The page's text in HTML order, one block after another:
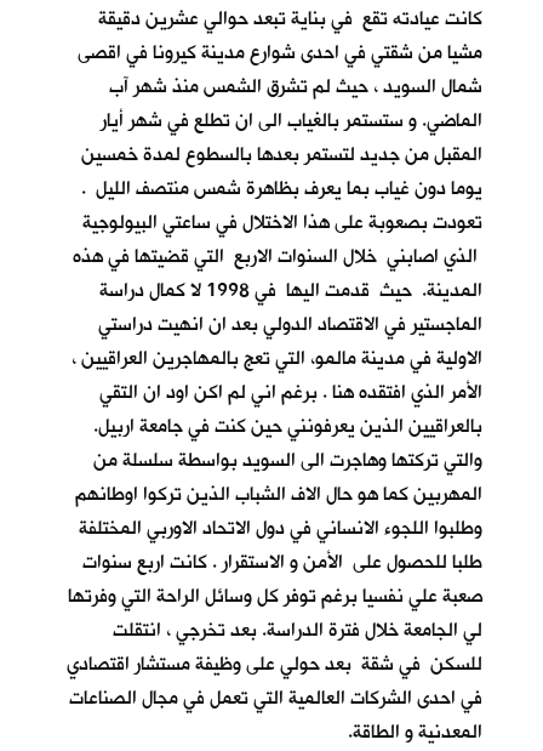
كانت عيادته تقع في بناية تبعد حوالي عشرين دقيقة
مشيا من شقتي في احدى شوارع مدينة كيرونا في اقصى
شمال السويد ، حيث لم تشرق الشمس منذ شهر آب
الماضي. و ستستمر بالغياب الى ان تطلع في شهر أيار
المقبل من جديد لتستمر بعدها بالسطوع لمدة خمسين
يوما دون غياب بما يعرف بظاهرة شمس منتصف الليل .
تعودت بصعوبة على هذا الاختلال في ساعتي البيولوجية
الذي اصابني خلال السنوات الاربع التي قضيتها في هذه
المدينة. حيث قدمت اليها في 1998 لا كمال دراسة
الماجستير في الاقتصاد الدولي بعد ان انهيت دراستي
الاولية في مدينة مالمو، التي تعج بالمهاجرين العراقيين ،
الأمر الذي افتقده هنا . برغم اني لم اكن اود ان التقي
بالعراقيين الذين يعرفونني حين كنت في جامعة اربيل.
والتي تركتها وهاجرت الى السويد بواسطة سلسلة من
المهربين كما هو حال الاف الشباب الذين تركوا اوطانهم
وطلبوا اللجوء الانساني في دول الاتحاد الاوربي المختلفة
طلبا للحصول على الأمن و الاستقرار . كانت اربع سنوات
صعبة علي نفسيا برغم توفر كل وسائل الراحة التي وفرتها
لي الجامعة خلال فترة الدراسة. بعد تخرجي ، انتقلت
للسكن في شقة بعد حولي على وظيفة مستشار اقتصادي
في احدى الشركات العالمية التي تعمل في مجال الصناعات
المعدنية و الطاقة.